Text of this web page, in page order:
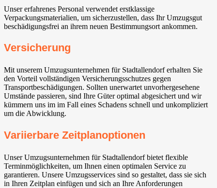
Unser erfahrenes Personal verwendet erstklassige
Verpackungsmaterialien, um sicherzustellen, dass Ihr Umzugsgut
beschädigungsfrei an ihrem neuen Bestimmungsort ankommen.
Versicherung
Mit unserem Umzugsunternehmen für Stadtallendorf erhalten Sie
den Vorteil vollständigen Versicherungsschutzes gegen
Transportbeschädigungen. Sollten unerwartet unvorhergesehene
Umstände passieren, sind Ihre Güter optimal abgesichert und wir
kümmern uns im im Fall eines Schadens schnell und unkompliziert
um die Abwicklung.
Variierbare Zeitplanoptionen
Unser Umzugsunternehmen für Stadtallendorf bietet flexible
Terminmöglichkeiten, um Ihnen einen optimalen Service zu
garantieren. Unsere Umzugsservices sind so gestaltet, dass sie sich
in Ihren Zeitplan einfügen und sich an Ihre Anforderungen